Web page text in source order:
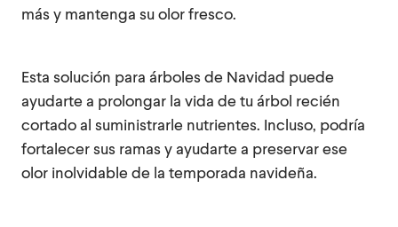
más y mantenga su olor fresco.
Esta solución para árboles de Navidad puede
ayudarte a prolongar la vida de tu árbol recién
cortado al suministrarle nutrientes. Incluso, podría
fortalecer sus ramas y ayudarte a preservar ese
olor inolvidable de la temporada navideña.